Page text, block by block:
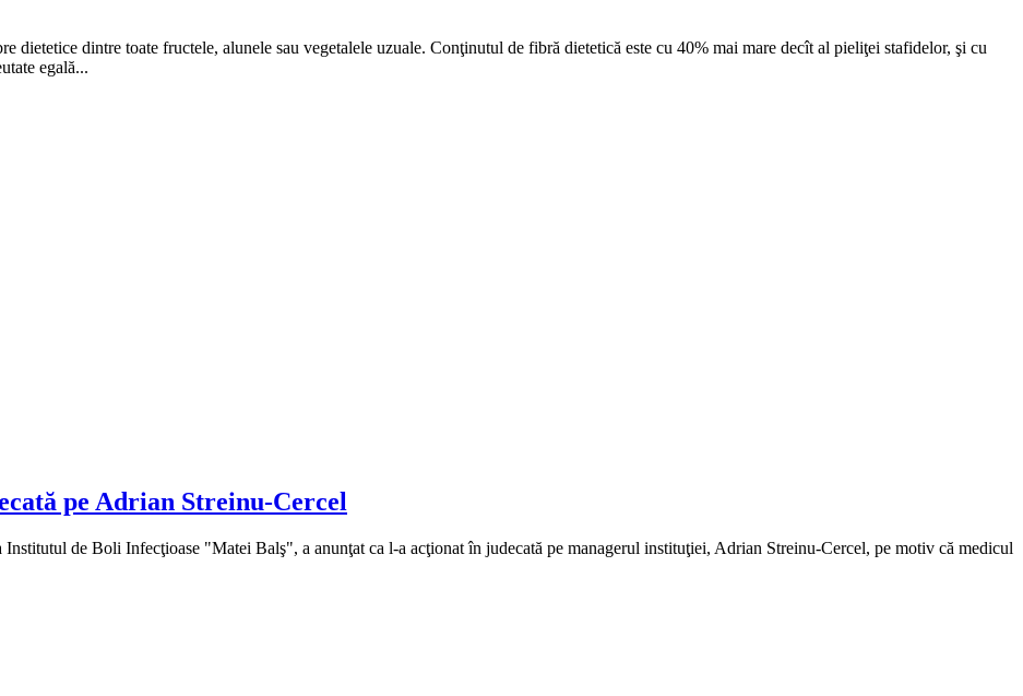
dietetice dintre toate fructele, alunele sau vegetalele uzuale. Conţinutul de fibră dietetică este cu 40% mai mare decît al pieliţei stafidelor, şi cu
egală...
pe Adrian Streinu-Cercel
de Boli Infecţioase "Matei Balş", a anunţat ca l-a acţionat în judecată pe managerul instituţiei, Adrian Streinu-Cercel, pe motiv că medicul